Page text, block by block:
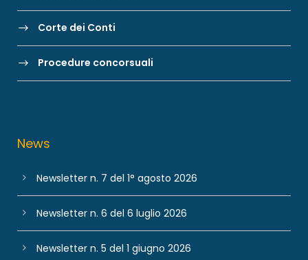
Corte dei Conti
Procedure concorsuali
News
Newsletter n. 7 del 1° agosto 2026
Newsletter n. 6 del 6 luglio 2026
Newsletter n. 5 del 1 giugno 2026